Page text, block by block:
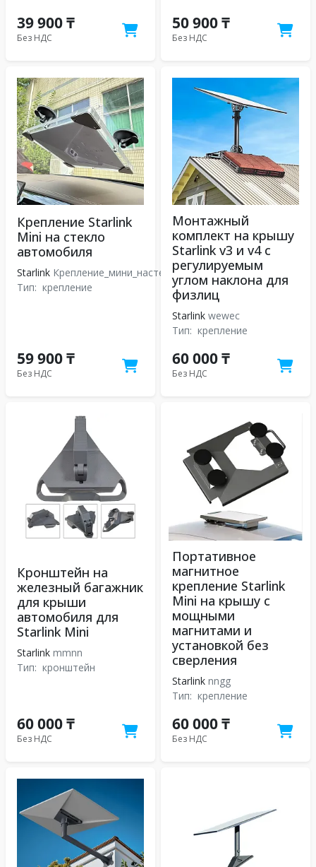
39 900 ₸
Без НДС
50 900 ₸
Без НДС
Крепление Starlink
Mini на стекло
автомобиля
Starlink Крепление_мини_настекло_Ф
Тип: крепление
59 900 ₸
Без НДС
Монтажный
комплект на крышу
Starlink v3 и v4 с
регулируемым
углом наклона для
физлиц
Starlink wewec
Тип: крепление
60 000 ₸
Без НДС
Кронштейн на
железный багажник
для крыши
автомобиля для
Starlink Mini
Starlink mmnn
Тип: кронштейн
60 000 ₸
Без НДС
Портативное
магнитное
крепление Starlink
Mini на крышу с
мощными
магнитами и
установкой без
сверления
Starlink nngg
Тип: крепление
60 000 ₸
Без НДС